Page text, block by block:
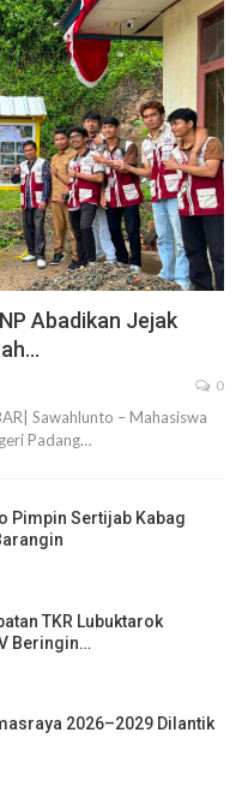
Abadikan Jejak
0
Sawahlunto – Mahasiswa
Padang…
Pimpin Sertijab Kabag
TKR Lubuktarok
Beringin…
2026–2029 Dilantik